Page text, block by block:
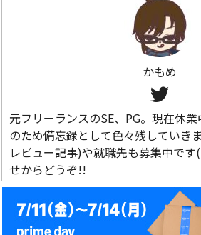
かもめ
元フリーランスのSE、PG。現在休
のため備忘録として色々残していき
レビュー記事)や就職先も募集中で
せからどうぞ!!